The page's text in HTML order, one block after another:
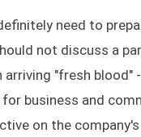
need to
not discuss a
arriving "fresh blood"
business and
on the